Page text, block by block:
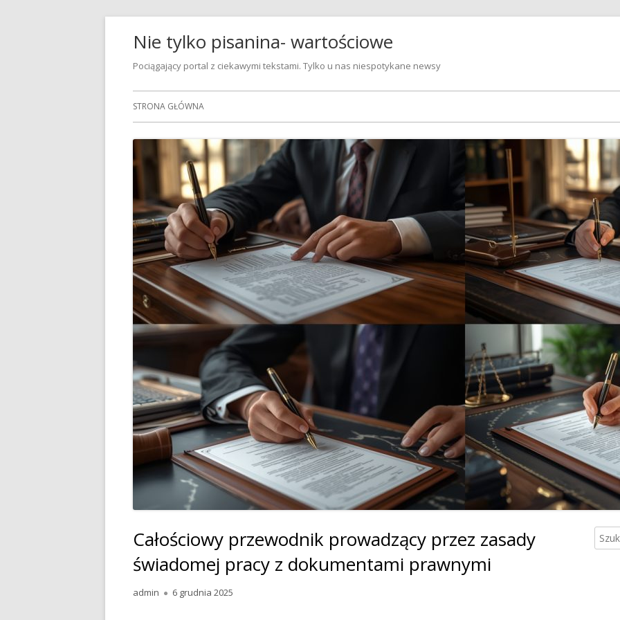
Nie tylko pisanina- wartościowe
Pociągający portal z ciekawymi tekstami. Tylko u nas niespotykane newsy
Menu
główne
STRONA GŁÓWNA
Całościowy przewodnik prowadzący przez zasady
świadomej pracy z dokumentami prawnymi
Autor
admin Opublikowano
6 grudnia 2025